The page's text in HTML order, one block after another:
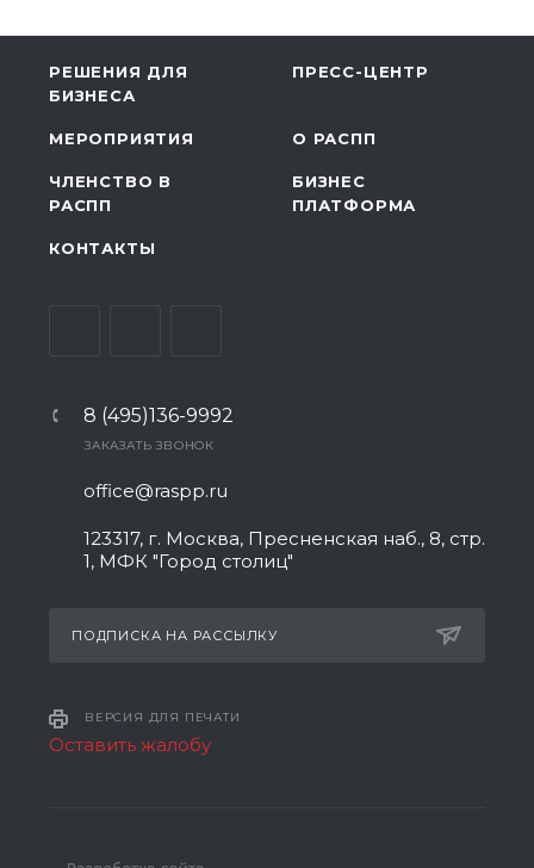
РЕШЕНИЯ ДЛЯ
БИЗНЕСА
ПРЕСС-ЦЕНТР
МЕРОПРИЯТИЯ О РАСПП
ЧЛЕНСТВО В
РАСПП
БИЗНЕС
ПЛАТФОРМА
КОНТАКТЫ
8 (495)136-9992
ЗАКАЗАТЬ ЗВОНОК
office@raspp.ru
123317, г. Москва, Пресненская наб., 8, стр.
1, МФК "Город столиц"
ПОДПИСКА НА РАССЫЛКУ
ВЕРСИЯ ДЛЯ ПЕЧАТИ
Оставить жалобу